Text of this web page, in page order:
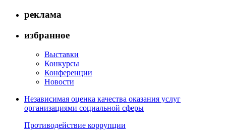
реклама
избранное
Выставки
Конкурсы
Конференции
Новости
Независимая оценка качества оказания услуг
организациями социальной сферы
Противодействие коррупции